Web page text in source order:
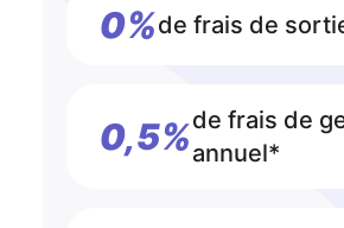
0%de frais de
0,5%de frais de
annuel*